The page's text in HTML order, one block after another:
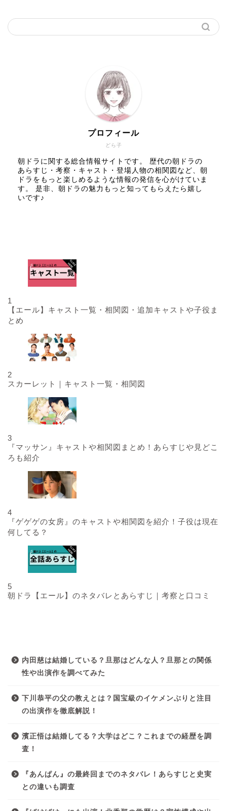
どら子
プロフィール
朝ドラに関する総合情報サイトです。 歴代の朝ドラの
あらすじ・考察・キャスト・登場人物の相関図など、朝
ドラをもっと楽しめるような情報の発信を心がけていま
す。 是非、朝ドラの魅力もっと知ってもらえたら嬉し
いです♪
1
【エール】キャスト一覧・相関図・追加キャストや子役ま
とめ
2
スカーレット｜キャスト一覧・相関図
3
『マッサン』キャストや相関図まとめ！あらすじや見どこ
ろも紹介
4
『ゲゲゲの女房』のキャストや相関図を紹介！子役は現在
何してる？
5
朝ドラ【エール】のネタバレとあらすじ｜考察と口コミ
内田慈は結婚している？旦那はどんな人？旦那との関係
性や出演作を調べてみた
下川恭平の父の教えとは？国宝級のイケメンぶりと注目
の出演作を徹底解説！
濱正悟は結婚してる？大学はどこ？これまでの経歴を調
査！
『あんぱん』の最終回までのネタバレ！あらすじと史実
との違いも調査